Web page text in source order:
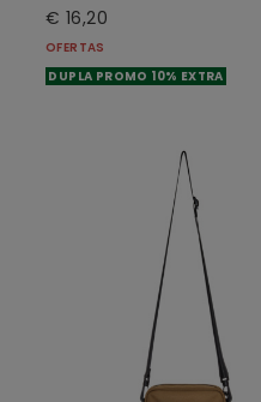
€ 16,20
OFERTAS
DUPLA PROMO 10% EXTRA